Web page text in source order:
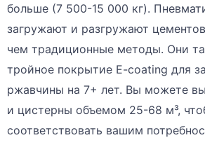
больше (7 500-15 000 кг).
загружают и разгружают
чем традиционные методы. Они
тройное покрытие E-coating для
ржавчины на 7+ лет. Вы можете
и цистерны объемом 25-68 м³,
соответствовать вашим